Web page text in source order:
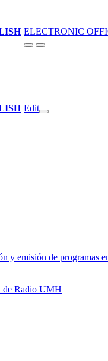
ELECTRONIC
Edit
y emisión de programas
de Radio UMH